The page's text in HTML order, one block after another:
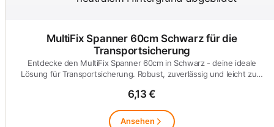
MultiFix Spanner 60cm Schwarz für die
Transportsicherung
Entdecke den MultiFix Spanner 60cm in Schwarz - deine ideale
Lösung für Transportsicherung. Robust, zuverlässig und leicht zu…
6,13 €
Ansehen